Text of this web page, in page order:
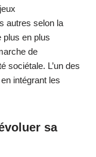
autres selon la
plus en plus
de
sociétale. L’un des
intégrant les
sa